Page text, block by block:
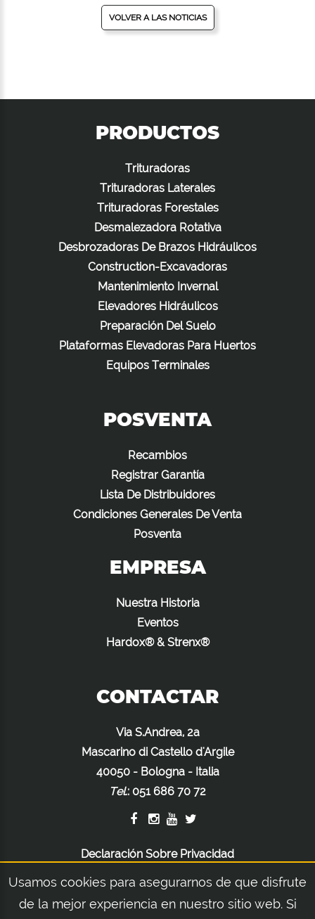
VOLVER A LAS NOTICIAS
PRODUCTOS
Trituradoras
Trituradoras Laterales
Trituradoras Forestales
Desmalezadora Rotativa
Desbrozadoras De Brazos Hidráulicos
Construction-Excavadoras
Mantenimiento Invernal
Elevadores Hidráulicos
Preparación Del Suelo
Plataformas Elevadoras Para Huertos
Equipos Terminales
POSVENTA
Recambios
Registrar Garantía
Lista De Distribuidores
Condiciones Generales De Venta
Posventa
EMPRESA
Nuestra Historia
Eventos
Hardox® & Strenx®
CONTACTAR
Via S.Andrea, 2a
Mascarino di Castello d'Argile
40050 - Bologna - Italia
Tel.: 051 686 70 72
Declaración Sobre Privacidad
Advertencias Legales
Usamos cookies para asegurarnos de que disfrute
de la mejor experiencia en nuestro sitio web. Si